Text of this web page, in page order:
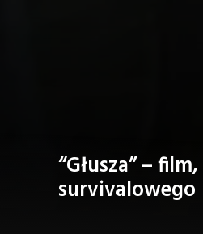
“Głusza” –
survivalowego